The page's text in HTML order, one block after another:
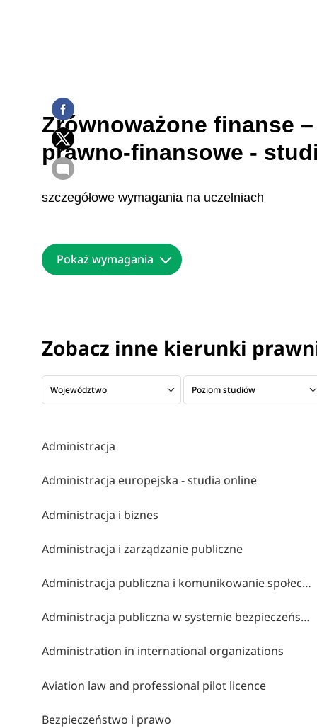
Zrównoważone finanse
prawno-finansowe -
szczegółowe wymagania na uczelniach
Pokaż wymagania
Zobacz inne kierunki
Województwo Poziom studiów
Administracja
Administracja europejska - studia online
Administracja i biznes
Administracja i zarządzanie publiczne
Administracja publiczna i komunikowanie społeczne
Administracja publiczna w systemie bezpieczeństwa wewnętrznego
Administration in international organizations
Aviation law and professional pilot licence
Bezpieczeństwo i prawo